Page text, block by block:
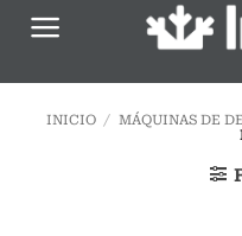
Saltar
INICIO / MÁQUINAS DE